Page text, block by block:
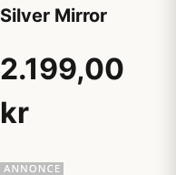
Silver Mirror
2.199,00
kr